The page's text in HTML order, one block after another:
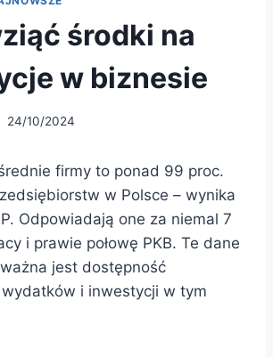
środki na
w biznesie
24/10/2024
firmy to ponad 99 proc.
w Polsce – wynika
Odpowiadają one za niemal 7
i prawie połowę PKB. Te dane
jest dostępność
i inwestycji w tym